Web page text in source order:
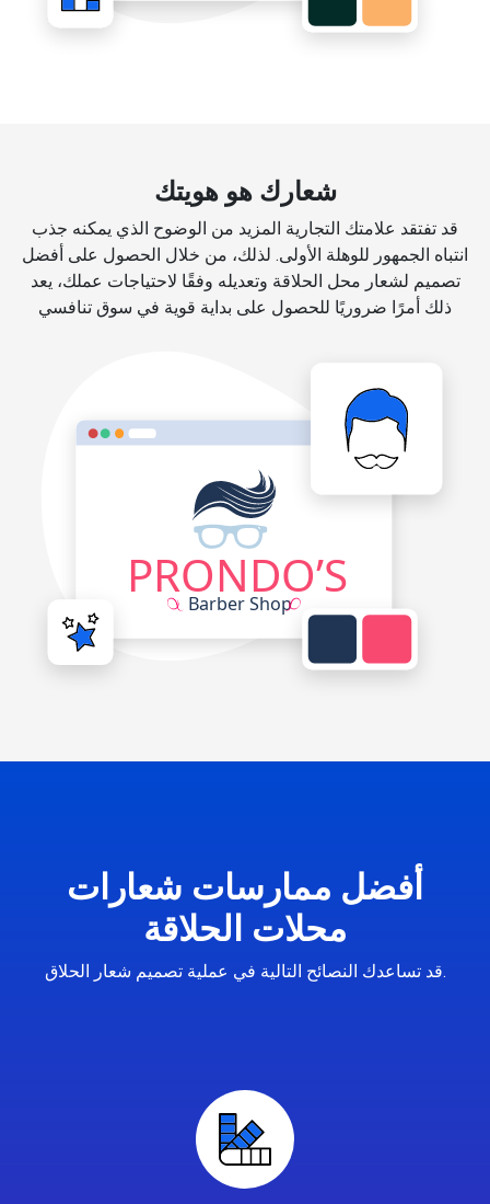
شعارك هو هويتك
قد تفتقد علامتك التجارية المزيد من الوضوح الذي يمكنه جذب
انتباه الجمهور للوهلة الأولى. لذلك، من خلال الحصول على أفضل
تصميم لشعار محل الحلاقة وتعديله وفقًا لاحتياجات عملك، يعد
ذلك أمرًا ضروريًا للحصول على بداية قوية في سوق تنافسي
أفضل ممارسات شعارات
محلات الحلاقة
قد تساعدك النصائح التالية في عملية تصميم شعار الحلاق.